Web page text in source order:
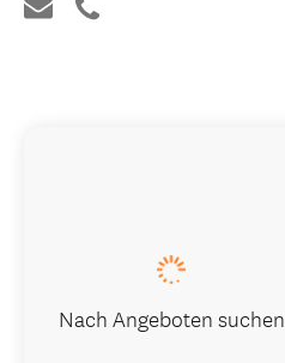
Nach Angeboten suchen